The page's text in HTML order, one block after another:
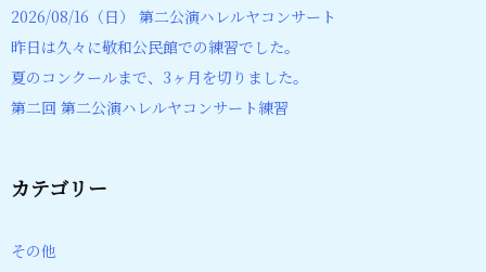
2026/08/16（日） 第二公演ハレルヤコンサート
昨日は久々に敬和公民館での練習でした。
夏のコンクールまで、3ヶ月を切りました。
第二回 第二公演ハレルヤコンサート練習
カテゴリー
その他